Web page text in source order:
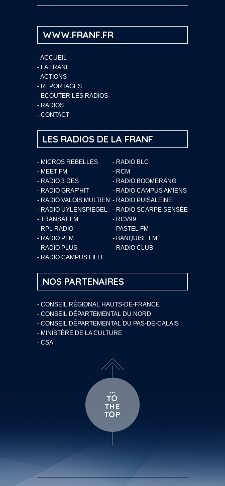
WWW.FRANF.FR
-ACCUEIL
- LA FRANF
-ACTIONS
- REPORTAGES
- ECOUTER LES RADIOS
- RADIOS
- CONTACT
LES RADIOS DE LA FRANF
- MICROS REBELLES
- RADIO BLC
- MEET FM
- RCM
- RADIO 3 DES
- RADIO BOOMERANG
- RADIO GRAF’HIT
- RADIO CAMPUS AMIENS
- RADIO VALOIS MULTIEN - RADIO PUISALEINE
- RADIO UYLENSPIEGEL
- RADIO SCARPE SENSÉE
- TRANSAT FM
- RCV99
- RPL RADIO
- PASTEL FM
- RADIO PFM
- BANQUISE FM
- RADIO PLUS
- RADIO CLUB
- RADIO CAMPUS LILLE
NOS PARTENAIRES
- CONSEIL RÉGIONAL HAUTS-DE-FRANCE
- CONSEIL DÉPARTEMENTAL DU NORD
- CONSEIL DÉPARTEMENTAL DU PAS-DE-CALAIS
- MINISTÈRE DE LA CULTURE
- CSA